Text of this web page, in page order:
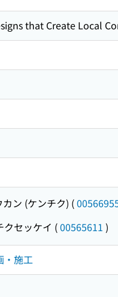
that Create Local
カン (ケンチク) (
クセッケイ (00565611 )
・施工